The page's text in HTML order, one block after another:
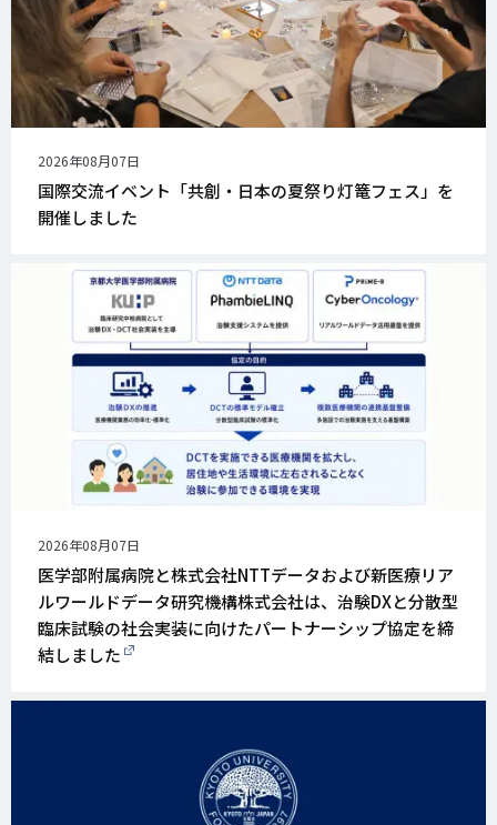
公
開
日
2026年08月07日
国際交流イベント「共創・日本の夏祭り灯篭フェス」を
開催しました
公
開
日
2026年08月07日
医学部附属病院と株式会社NTTデータおよび新医療リア
ルワールドデータ研究機構株式会社は、治験DXと分散型
臨床試験の社会実装に向けたパートナーシップ協定を締
結しました